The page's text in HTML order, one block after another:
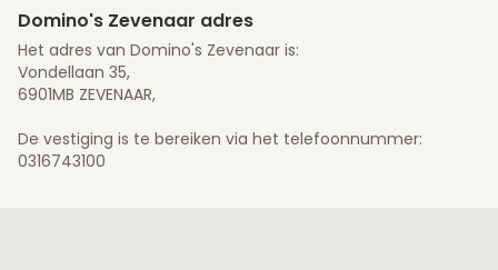
Domino's Zevenaar adres
Het adres van Domino's Zevenaar is:
Vondellaan 35,
6901MB ZEVENAAR,
De vestiging is te bereiken via het telefoonnummer:
0316743100